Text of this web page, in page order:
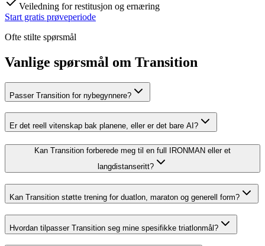
Veiledning for restitusjon og ernæring
Start gratis prøveperiode
Ofte stilte spørsmål
Vanlige spørsmål om Transition
Passer Transition for nybegynnere?
Er det reell vitenskap bak planene, eller er det bare AI?
Kan Transition forberede meg til en full IRONMAN eller et
langdistanseritt?
Kan Transition støtte trening for duatlon, maraton og generell form?
Hvordan tilpasser Transition seg mine spesifikke triatlonmål?